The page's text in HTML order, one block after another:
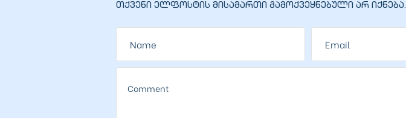
თქვენი ელფოსტის მისამართი გამოქვეყნებული არ იქნება.